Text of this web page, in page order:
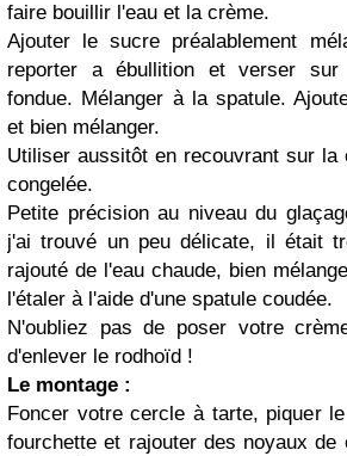
faire bouillir l'eau et la crème.
Ajouter le sucre préalablement
reporter a ébullition et verser sur
fondue. Mélanger à la spatule.
et bien mélanger.
Utiliser aussitôt en recouvrant sur la
congelée.
Petite précision au niveau du
j'ai trouvé un peu délicate, il était
rajouté de l'eau chaude, bien
l'étaler à l'aide d'une spatule coudée.
N'oubliez pas de poser votre
d'enlever le rodhoïd !
Le montage :
Foncer votre cercle à tarte, piquer
fourchette et rajouter des noyaux de